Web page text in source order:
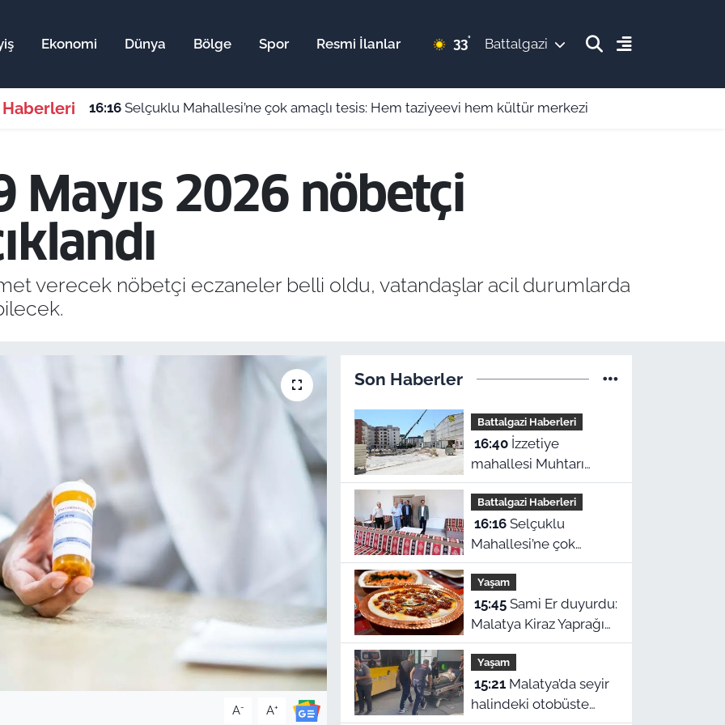
Ekonomi Dünya Bölge Spor Resmi İlanlar 33° Battalgazi
Haberleri 16:16 Selçuklu Mahallesi’ne çok amaçlı tesis: Hem taziyeevi hem kültür merkezi
Mayıs 2026 nöbetçi
verecek nöbetçi eczaneler belli oldu, vatandaşlar acil durumlarda
A- A+
Son Haberler
Battalgazi Haberleri
16:40İzzetiye
mahallesi Muhtarı
Aktaş: "Rezerv alan
teslimleri yıl sonunu
bulur"
Battalgazi Haberleri
16:16Selçuklu
Mahallesi’ne çok
amaçlı tesis: Hem
taziyeevi hem kültür
merkezi
Yaşam
15:45Sami Er duyurdu:
Malatya Kiraz Yaprağı
Sarması dünya birincisi
oldu
Yaşam
15:21Malatya’da seyir
halindeki otobüste